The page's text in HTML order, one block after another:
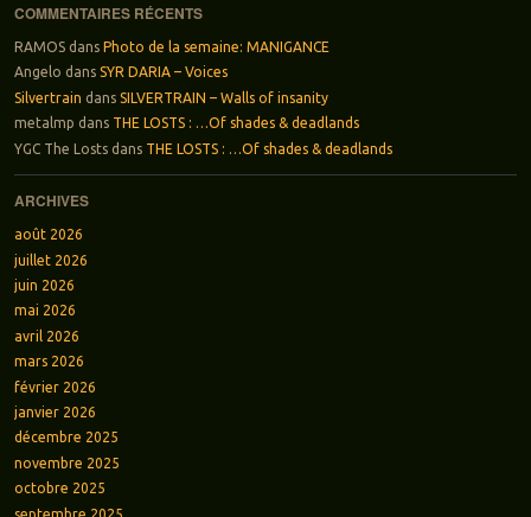
COMMENTAIRES RÉCENTS
RAMOSdans Photo de la semaine: MANIGANCE
Angelo dans SYR DARIA – Voices
Silvertrain dans SILVERTRAIN – Walls of insanity
metalmp dans THE LOSTS : …Of shades & deadlands
YGC The Lostsdans THE LOSTS : …Of shades & deadlands
ARCHIVES
août 2026
juillet 2026
juin 2026
mai 2026
avril 2026
mars 2026
février 2026
janvier 2026
décembre 2025
novembre 2025
octobre 2025
septembre 2025